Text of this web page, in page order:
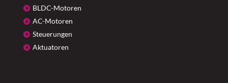
BLDC-Motoren
AC-Motoren
Steuerungen
Aktuatoren